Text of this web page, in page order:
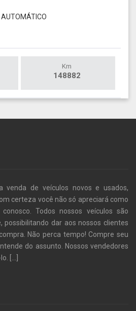
Km
148882
venda de veículos novos e usados,
certeza você não só apreciará como
Todos nossos veículos são
possibilitando dar aos nossos clientes
Não perca tempo! Compre seu
do assunto. Nossos vendedores
[...]